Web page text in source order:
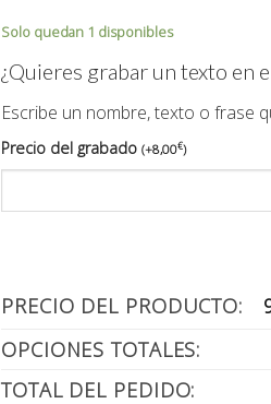
Solo quedan 1 disponibles
¿Quieres grabar un texto en
Escribe un nombre, texto o frase
Precio del grabado (+8,00€)
PRECIO DEL PRODUCTO:
OPCIONES TOTALES:
TOTAL DEL PEDIDO: